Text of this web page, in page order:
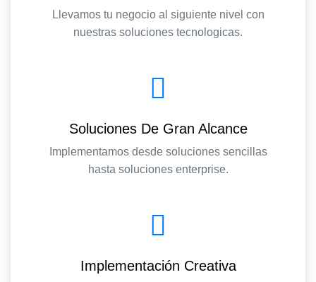
Llevamos tu negocio al siguiente nivel con
nuestras soluciones tecnologicas.
Soluciones De Gran Alcance
Implementamos desde soluciones sencillas
hasta soluciones enterprise.
Implementación Creativa